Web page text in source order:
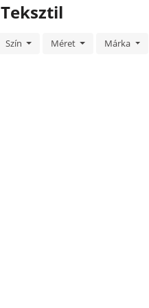
Teksztil
Szín Méret Márka